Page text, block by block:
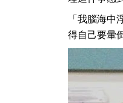
「我腦海中
得自己要暈